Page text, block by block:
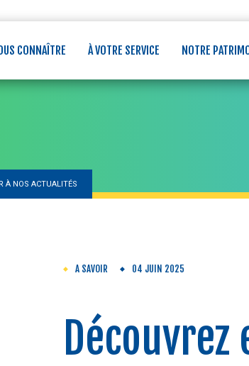
CONNAÎTRE À VOTRE SERVICE NOTRE
À NOS ACTUALITÉS
A SAVOIR 04 JUIN 2025
Découvrez